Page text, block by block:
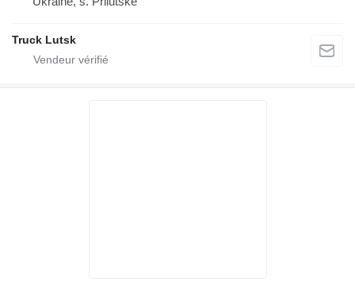
Truck Lutsk